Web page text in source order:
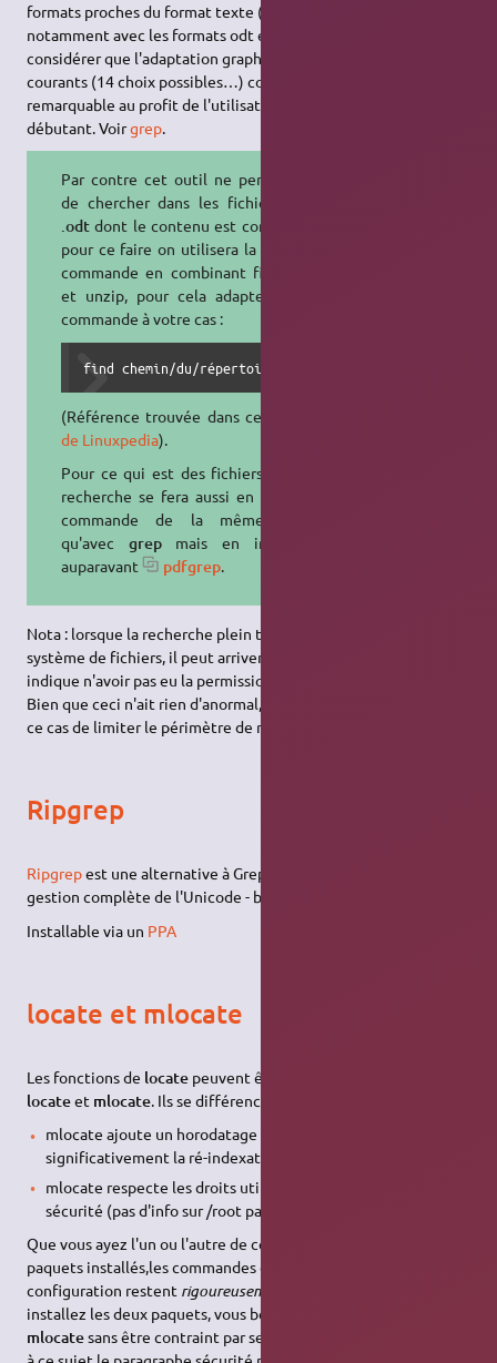
formats proches du format texte (txt, rtf, abw) mais aucun
notamment avec les formats odt et pdf. Enfin, on peut
considérer que l'adaptation graphique de
courants (14 choix possibles…) constitue un effort
remarquable au profit de l'utilisateur moyen sinon du pur
débutant. Voirgrep.
Par contre cet outil ne permet pas
de chercher dans les fichiers type
.odtdont le contenu est compressé.
pour ce faire on utilisera la ligne de
commande en combinant find grep
et unzip, pour cela adaptez cette
commande à votre cas :
find chemin/du/répertoire -name '*.odt' -exec sh -
(Référence trouvée dans cet
de Linuxpedia).
Pour ce qui est des fichiers
recherche se fera aussi en ligne de
commande de la même façon
qu'avec grepmais en installant
auparavant
pdfgrep.
Nota : lorsque la recherche plein texte porte sur la totalité du
système de fichiers, il peut arriver que l'outil de recherche vous
indique n'avoir pas eu la permission d'ouvrir certains fichiers.
Bien que ceci n'ait rien d'anormal, essayez de préférence dans
ce cas de limiter le périmètre de recherche.
Ripgrep
Ripgrepest une alternative à Grep mais avec ces avantages : -
gestion complète de l'Unicode - beaucoup plus rapide
Installable via un PPA
locate et mlocate
Les fonctions de locate peuvent être fournies par les paquets
locateet mlocate. Ils se différencient par les points suivants:
mlocate ajoute un horodatage qui accélère
significativement la ré-indexation.
mlocate respecte les droits utilisateurs pour des raisons de
sécurité (pas d'info sur /root par exemple pour user).
Que vous ayez l'un ou l'autre de ces paquets, ou les deux
paquets installés,les commandes en console et les fichiers de
configuration restent rigoureusement les mêmes
installez les deux paquets, vous bénéficierez de la vitesse de
mlocatesans être contraint par ses limitations. Regardez aussi